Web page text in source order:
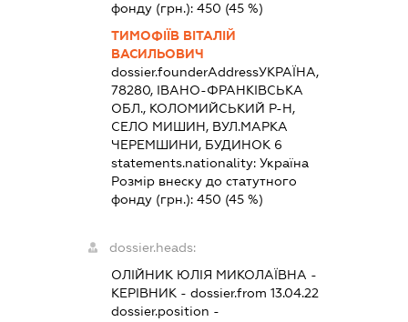
фонду (грн.):450 (45 %)
ТИМОФІЇВ ВІТАЛІЙ
ВАСИЛЬОВИЧ
dossier.founderAddressУКРАЇНА,
78280, ІВАНО-ФРАНКІВСЬКА
ОБЛ., КОЛОМИЙСЬКИЙ Р-Н,
СЕЛО МИШИН, ВУЛ.МАРКА
ЧЕРЕМШИНИ, БУДИНОК 6
statements.nationality:Україна
Розмір внеску до статутного
фонду (грн.):450 (45 %)
dossier.heads:
ОЛІЙНИК ЮЛІЯ МИКОЛАЇВНА -
КЕРІВНИК - dossier.from 13.04.22
dossier.position -